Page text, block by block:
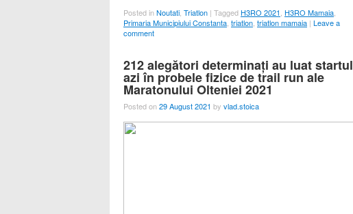
Posted inNoutati Triatlon | Tagged H3RO 2021 H3RO Mamaia
Primaria Municipiului Constanta triatlon triatlon mamaia | Leave a
comment
212 alegători determinați au luat startul
azi în probele fizice de trail run ale
Maratonului Olteniei 2021
Posted on29 August 2021 by vlad.stoica